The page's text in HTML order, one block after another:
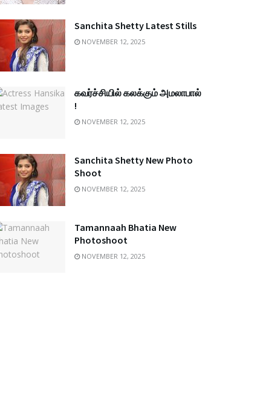
Sanchita Shetty Latest Stills
NOVEMBER 12, 2025
கவர்ச்சியில் கலக்கும் அமலாபால்
!
NOVEMBER 12, 2025
Sanchita Shetty New Photo
Shoot
NOVEMBER 12, 2025
Tamannaah Bhatia New
Photoshoot
NOVEMBER 12, 2025